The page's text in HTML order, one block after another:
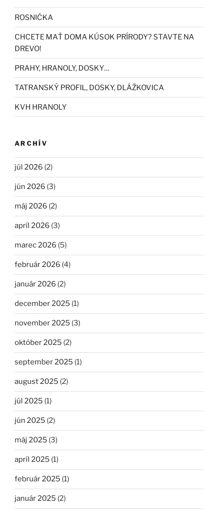
ROSNIČKA
CHCETE MAŤ DOMA KÚSOK PRÍRODY? STAVTE NA
DREVO!
PRAHY, HRANOLY, DOSKY…
TATRANSKÝ PROFIL, DOSKY, DLÁŽKOVICA
KVH HRANOLY
ARCHÍV
júl 2026 (2)
jún 2026 (3)
máj 2026 (2)
apríl 2026 (3)
marec 2026 (5)
február 2026 (4)
január 2026 (2)
december 2025 (1)
november 2025 (3)
október 2025 (2)
september 2025 (1)
august 2025 (2)
júl 2025 (1)
jún 2025 (2)
máj 2025 (3)
apríl 2025 (1)
február 2025 (1)
január 2025 (2)